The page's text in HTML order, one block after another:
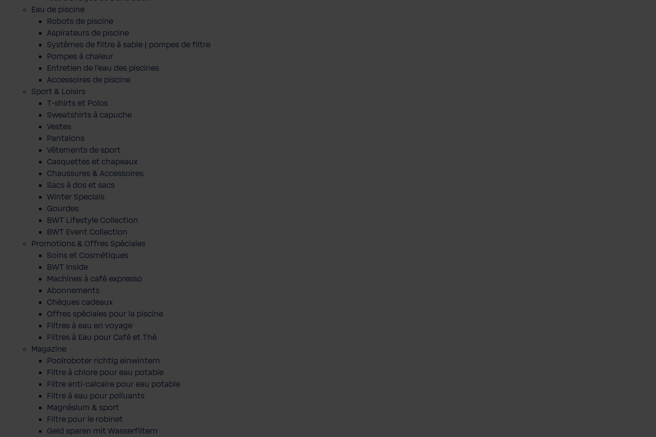
Eau de piscine
Robots de piscine
Aspirateurs de piscine
Systèmes de filtre à sable | pompes de filtre
Pompes à chaleur
Entretien de l'eau des piscines
Accessoires de piscine
Sport & Loisirs
T-shirts et Polos
Sweatshirts à capuche
Vestes
Pantalons
Vêtements de sport
Casquettes et chapeaux
Chaussures & Accessoires
Sacs à dos et sacs
Winter Specials
Gourdes
BWT Lifestyle Collection
BWT Event Collection
Promotions & Offres Spéciales
Soins et Cosmétiques
BWT Inside
Machines à café expresso
Abonnements
Chèques cadeaux
Offres spéciales pour la piscine
Filtres à eau en voyage
Filtres à Eau pour Café et Thé
Magazine
Poolroboter richtig einwintern
Filtre à chlore pour eau potable
Filtre anti-calcaire pour eau potable
Filtre à eau pour polluants
Magnésium & sport
Filtre pour le robinet
Geld sparen mit Wasserfiltern